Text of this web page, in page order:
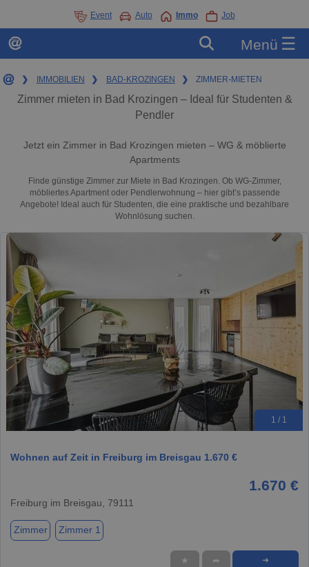
Event Auto Immo Job
Menü ☰
❯ IMMOBILIEN ❯ BAD-KROZINGEN ❯ ZIMMER-MIETEN
Zimmer mieten in Bad Krozingen – Ideal für Studenten &
Pendler
Jetzt ein Zimmer in Bad Krozingen mieten – WG & möblierte
Apartments
Finde günstige Zimmer zur Miete in Bad Krozingen. Ob WG-Zimmer,
möbliertes Apartment oder Pendlerwohnung – hier gibt’s passende
Angebote! Ideal auch für Studenten, die eine praktische und bezahlbare
Wohnlösung suchen.
1 / 1
Wohnen auf Zeit in Freiburg im Breisgau 1.670 €
1.670 €
Freiburg im Breisgau, 79111
Zimmer Zimmer 1
★ ➦ ➜